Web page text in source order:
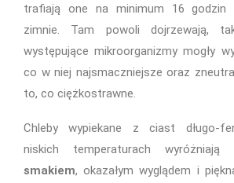
trafiają one na minimum 16 godzin
zimnie. Tam powoli dojrzewają,
występujące mikroorganizmy mogły
co w niej najsmaczniejsze oraz
to, co ciężkostrawne.
Chleby wypiekane z ciast długo-
niskich temperaturach
smakiem, okazałym wyglądem i